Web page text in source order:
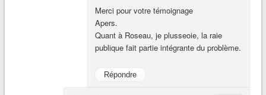
Merci pour votre témoignage
Apers.
Quant à Roseau, je plusseoie, la raie
publique fait partie intégrante du problème.
Répondre